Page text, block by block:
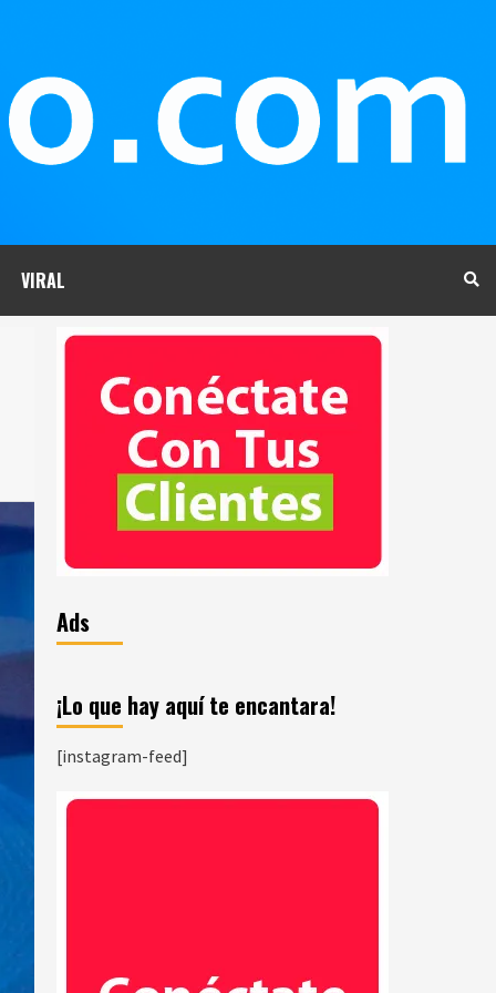
VIRAL
Ads
¡Lo que hay aquí te encantara!
[instagram-feed]